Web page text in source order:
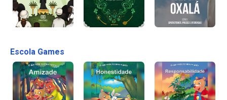
Escola Games